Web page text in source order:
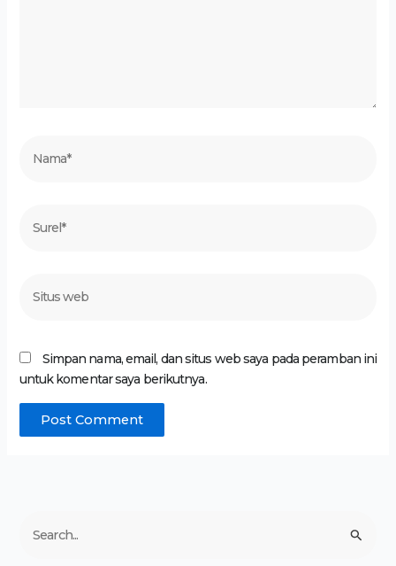
web
Simpan nama, email, dan situs web saya pada peramban ini
untuk komentar saya berikutnya.